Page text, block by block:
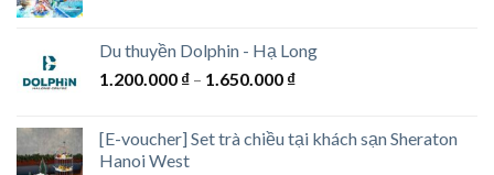
Du thuyền Dolphin - Hạ Long
1.200.000 ₫ – 1.650.000 ₫Khoảng
1.200.000 ₫
[E-voucher] Set trà chiều tại khách sạn Sheraton
Hanoi West